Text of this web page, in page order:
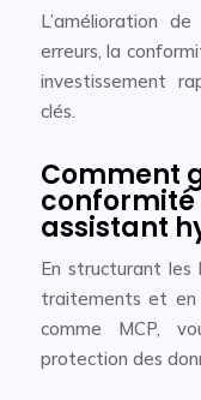
L’amélioration
erreurs, la
investissement
clés.
Comment
conformité
assistant
En structurant les
traitements et en
comme MCP,
protection des